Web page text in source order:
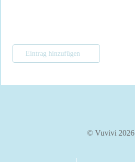
Eintrag hinzufügen
© Vuvivi 2026